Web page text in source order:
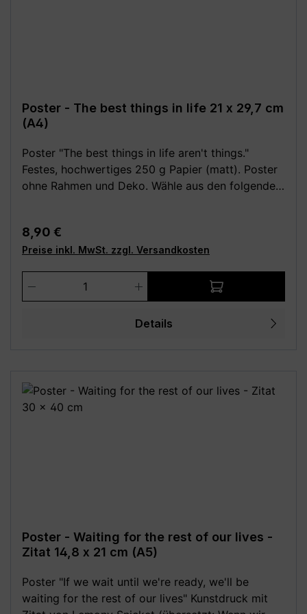
Poster - The best things in life 21 x 29,7 cm
(A4)
Poster "The best things in life aren't things."
Festes, hochwertiges 250 g Papier (matt). Poster
ohne Rahmen und Deko. Wähle aus den folgenden
42 cm (DIN A3) - 30 x 40 cm - 42 x 59,4 cm (DIN
A2) - 50 x 70 cm (DIN B2) - 59,4 x 84,1 cm (DIN
A1) - 70 x 100 cm (DIN B1) **Aufgrund von
Monitoreinstellungen sind geringe
Farbabweichungen vom dargestellten Artikelbild
Regulärer Preis:
8,90 €
Preise inkl. MwSt. zzgl. Versandkosten
Produkt Anzahl: Gib den
Details
Poster - Waiting for the rest of our lives -
Zitat 14,8 x 21 cm (A5)
Poster "If we wait until we're ready, we'll be
waiting for the rest of our lives" Kunstdruck mit